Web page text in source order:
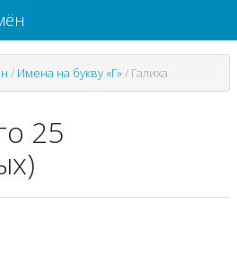
/ Имена на букву «Г»/ Галиха
25